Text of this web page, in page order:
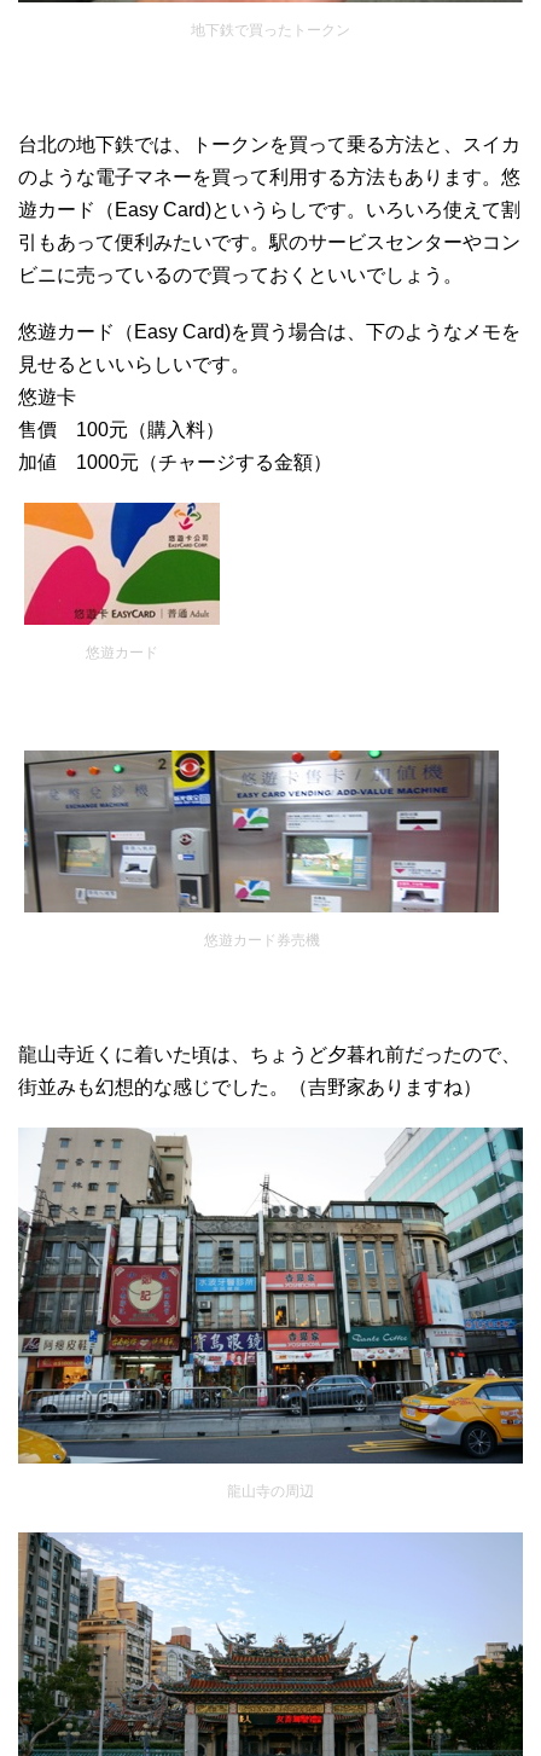
地下鉄で買ったトークン
台北の地下鉄では、トークンを買って乗る方法と、スイカ
のような電子マネーを買って利用する方法もあります。悠
遊カード（Easy Card)というらしです。いろいろ使えて割
引もあって便利みたいです。駅のサービスセンターやコン
ビニに売っているので買っておくといいでしょう。
悠遊カード（Easy Card)を買う場合は、下のようなメモを
見せるといいらしいです。
悠遊卡
售價 100元（購入料）
加値 1000元（チャージする金額）
悠遊カード
悠遊カード券売機
龍山寺近くに着いた頃は、ちょうど夕暮れ前だったので、
街並みも幻想的な感じでした。（吉野家ありますね）
龍山寺の周辺